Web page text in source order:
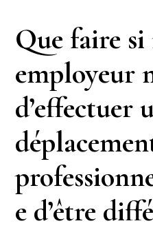
Que faire
employeur
d’effectuer
e d’être